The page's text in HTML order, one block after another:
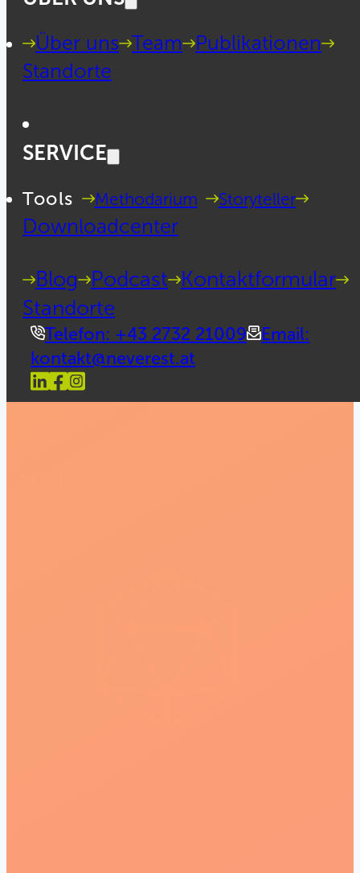
Über uns Team
Publikationen
Standorte
SERVICE
Tools Methodarium Storyteller
Downloadcenter
Blog Podcast Kontaktformular
Standorte
Telefon: +43 2732 21009
Email:
kontakt@neverest.at